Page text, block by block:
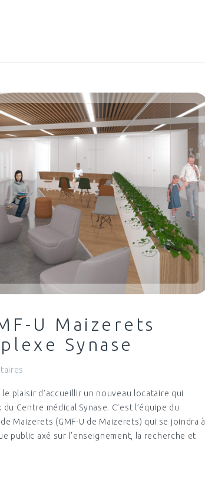
U Maizerets
Synase
plaisir d’accueillir un nouveau locataire qui
Centre médical Synase. C’est l’équipe du
Maizerets (GMF-U de Maizerets) qui se joindra à
public axé sur l’enseignement, la recherche et